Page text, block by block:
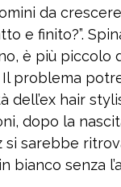
da
e finito?”.
è più piccolo
Il problema
dell’ex hair
dopo la
si sarebbe
bianco senza